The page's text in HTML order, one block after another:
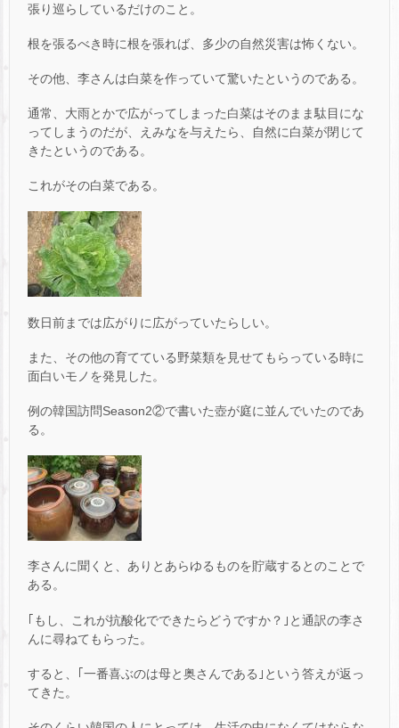
張り巡らしているだけのこと。
根を張るべき時に根を張れば、多少の自然災害は怖くない。
その他、李さんは白菜を作っていて驚いたというのである。
通常、大雨とかで広がってしまった白菜はそのまま駄目にな
ってしまうのだが、えみなを与えたら、自然に白菜が閉じて
きたというのである。
これがその白菜である。
数日前までは広がりに広がっていたらしい。
また、その他の育てている野菜類を見せてもらっている時に
面白いモノを発見した。
例の韓国訪問Season2②で書いた壺が庭に並んでいたのであ
る。
李さんに聞くと、ありとあらゆるものを貯蔵するとのことで
ある。
｢もし、これが抗酸化でできたらどうですか？｣と通訳の李さ
んに尋ねてもらった。
すると、｢一番喜ぶのは母と奥さんである｣という答えが返っ
てきた。